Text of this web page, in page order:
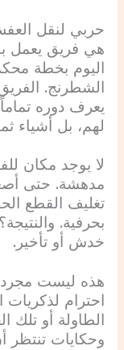
حربي لنقل
هي فريق يعمل
اليوم بخطة
الشطرنج.
يعرف دوره
لهم، بل أشياء
لا يوجد مكان
مدهشة. حتى
تغليف القطع
بحرفية.
خدش أو تأخير.
هذه ليست
احترام
الطاولة أو
وحكايات تنتظر